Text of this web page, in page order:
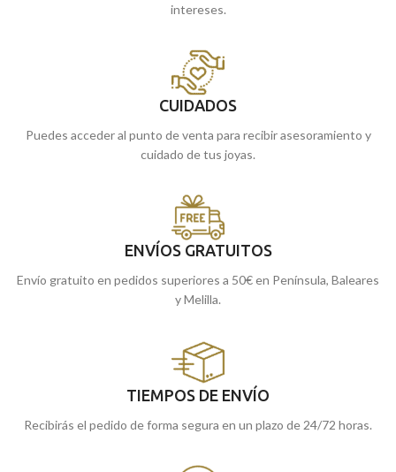
intereses.
CUIDADOS
Puedes acceder al punto de venta para recibir asesoramiento y
cuidado de tus joyas.
ENVÍOS GRATUITOS
Envío gratuito en pedidos superiores a 50€ en Península, Baleares
y Melilla.
TIEMPOS DE ENVÍO
Recibirás el pedido de forma segura en un plazo de 24/72 horas.